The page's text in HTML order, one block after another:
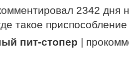
2342 дня
такое приспособление
пит-стопер |